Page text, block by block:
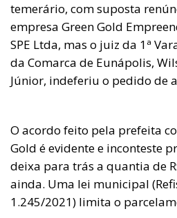
temerário, com suposta
empresa Green Gold
SPE Ltda, mas o juiz da 1ª
da Comarca de Eunápolis,
Júnior, indeferiu o pedido de
O acordo feito pela prefeita
Gold é evidente e inconteste
deixa para trás a quantia de
ainda. Uma lei municipal
1.245/2021) limita o